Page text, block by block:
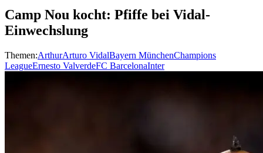
Camp Nou kocht: Pfiffe bei Vidal-
Einwechslung
Themen:ArthurArturo VidalBayern MünchenChampions
LeagueErnesto ValverdeFC BarcelonaInter